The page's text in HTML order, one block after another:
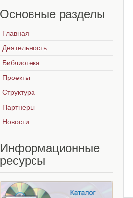
Основные разделы
Главная
Деятельность
Библиотека
Проекты
Структура
Партнеры
Новости
Информационные
ресурсы